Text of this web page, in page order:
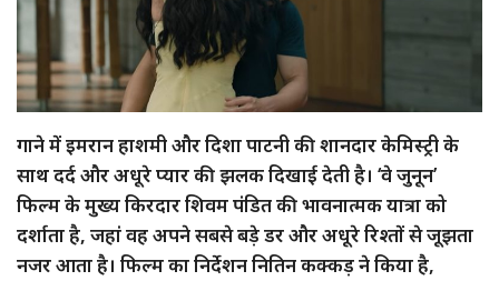
गाने में इमरान हाशमी और दिशा पाटनी की शानदार केमिस्ट्री के
साथ दर्द और अधूरे प्यार की झलक दिखाई देती है। ‘वे जुनून’
फिल्म के मुख्य किरदार शिवम पंडित की भावनात्मक यात्रा को
दर्शाता है, जहां वह अपने सबसे बड़े डर और अधूरे रिश्तों से जूझता
नजर आता है। फिल्म का निर्देशन नितिन कक्कड़ ने किया है,